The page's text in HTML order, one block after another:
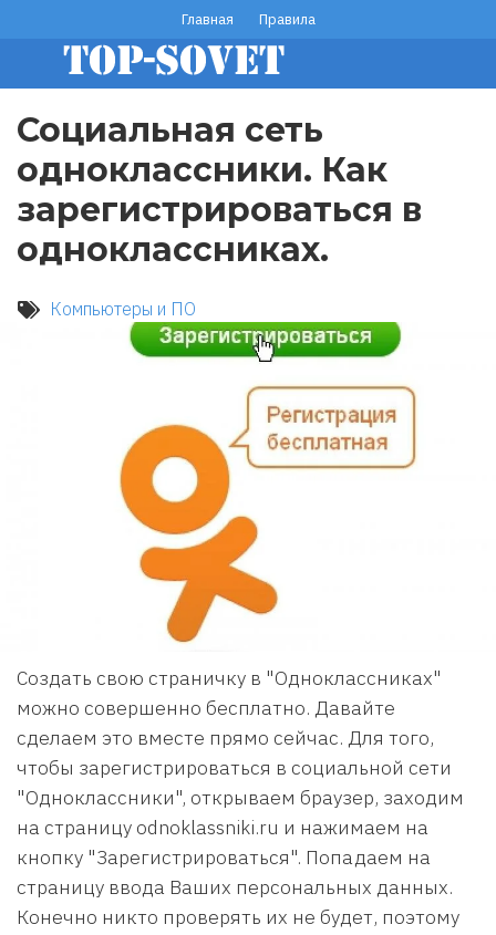
основному
содержанию
footer
menu
Главная Правила
Социальная сеть
одноклассники. Как
зарегистрироваться в
одноклассниках.
Компьютеры и ПО
Создать свою страничку в "Одноклассниках"
можно совершенно бесплатно. Давайте
сделаем это вместе прямо сейчас. Для того,
чтобы зарегистрироваться в социальной сети
"Одноклассники", открываем браузер, заходим
на страницу odnoklassniki.ru и нажимаем на
кнопку "Зарегистрироваться". Попадаем на
страницу ввода Ваших персональных данных.
Конечно никто проверять их не будет, поэтому